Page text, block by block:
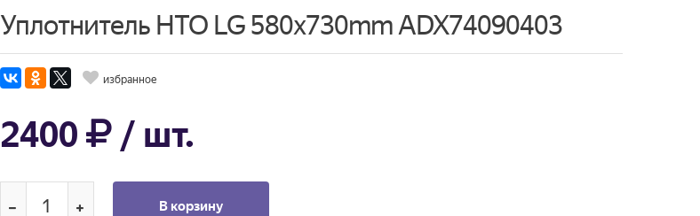
Уплотнитель НТО LG 580x730mm ADX74090403
избранное
2400 / шт.
В корзину